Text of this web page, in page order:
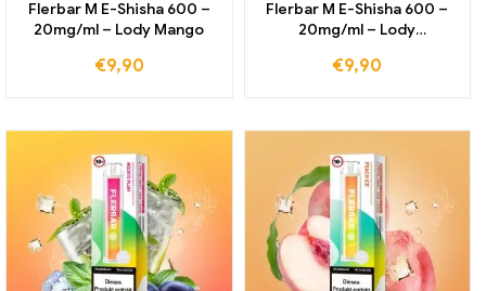
Flerbar M E-Shisha 600 –
20mg/ml – Lody Mango
€9,90
Flerbar M E-Shisha 600 –
20mg/ml – Lody
€9,90